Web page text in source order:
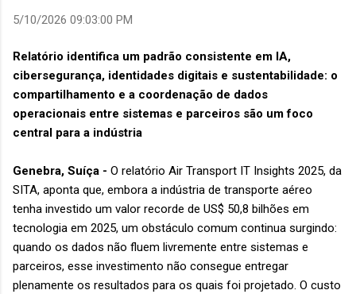
de viagens, desde inteligência artificial e transformação...
5/10/2026 09:03:00 PM
Relatório identifica um padrão consistente em IA,
cibersegurança, identidades digitais e sustentabilidade: o
compartilhamento e a coordenação de dados
operacionais entre sistemas e parceiros são um foco
central para a indústria
Genebra, Suíça - O relatório Air Transport IT Insights 2025, da
SITA, aponta que, embora a indústria de transporte aéreo
tenha investido um valor recorde de US$ 50,8 bilhões em
tecnologia em 2025, um obstáculo comum continua surgindo:
quando os dados não fluem livremente entre sistemas e
parceiros, esse investimento não consegue entregar
plenamente os resultados para os quais foi projetado. O custo